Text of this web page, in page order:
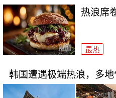
热浪席
最热
韩国遭遇极端热浪，多